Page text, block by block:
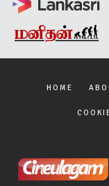
HOME